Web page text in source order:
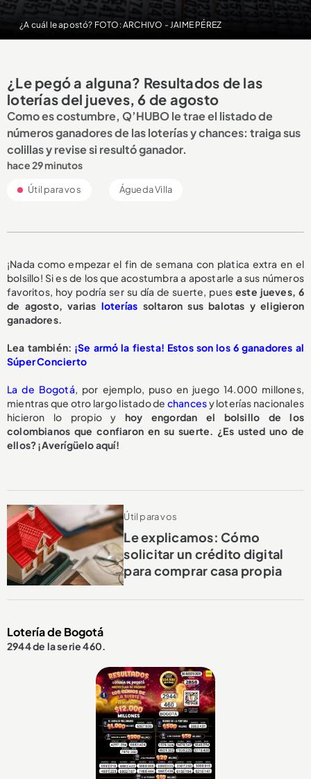
¿A cuál le apostó? FOTO: ARCHIVO - JAIME PÉREZ
¿Le pegó a alguna? Resultados de las
loterías del jueves, 6 de agosto
Como es costumbre, Q’HUBO le trae el listado de
números ganadores de las loterías y chances: traiga sus
colillas y revise si resultó ganador.
hace 29 minutos
Útil para vos Águeda Villa
¡Nada como empezar el fin de semana con platica extra en el
bolsillo! Si es de los que acostumbra a apostarle a sus números
favoritos, hoy podría ser su día de suerte, pueseste jueves, 6
de agosto, varias loterías soltaron sus balotas y eligieron
ganadores.
Lea también: ¡Se armó la fiesta! Estos son los 6 ganadores al
Súper Concierto
La de Bogotá, por ejemplo, puso en juego 14.000 millones,
mientras que otro largo listado de chancesy loterías nacionales
hicieron lo propio y hoy engordan el bolsillo de los
colombianos que confiaron en su suerte. ¿Es usted uno de
ellos? ¡Averígüelo aquí!
Útil para vos
Le explicamos: Cómo
solicitar un crédito digital
para comprar casa propia
Lotería de Bogotá
2944 de la serie 460.